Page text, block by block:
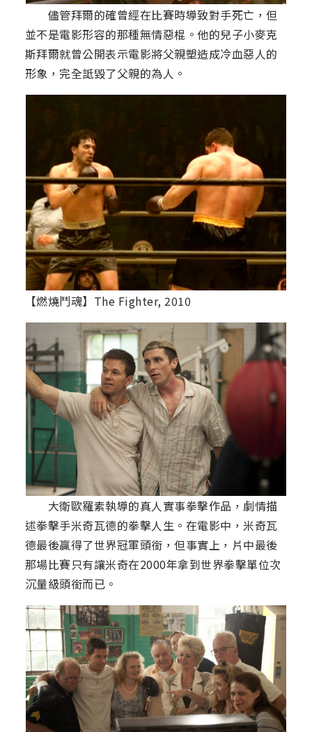
儘管拜爾的確曾經在比賽時導致對手死亡，但
並不是電影形容的那種無情惡棍。他的兒子小麥克
斯拜爾就曾公開表示電影將父親塑造成冷血惡人的
形象，完全詆毀了父親的為人。
【燃燒鬥魂】The Fighter, 2010
大衛歐羅素執導的真人實事拳擊作品，劇情描
述拳擊手米奇瓦德的拳擊人生。在電影中，米奇瓦
德最後贏得了世界冠軍頭銜，但事實上，片中最後
那場比賽只有讓米奇在2000年拿到世界拳擊單位次
沉量級頭銜而已。